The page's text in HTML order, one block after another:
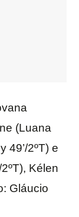
(Luana
49’/2ºT) e
Kélen
Gláucio